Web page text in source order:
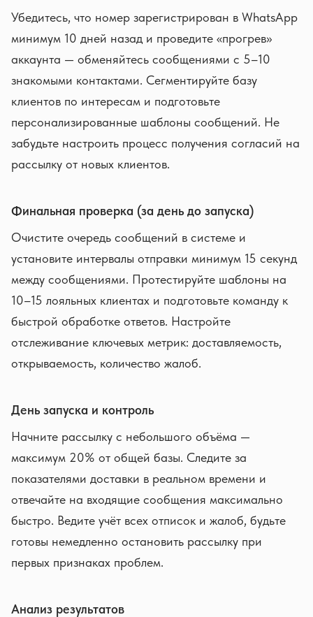
Убедитесь, что номер зарегистрирован в WhatsApp
минимум 10 дней назад и проведите «прогрев»
аккаунта — обменяйтесь сообщениями с 5–10
знакомыми контактами. Сегментируйте базу
клиентов по интересам и подготовьте
персонализированные шаблоны сообщений. Не
забудьте настроить процесс получения согласий на
рассылку от новых клиентов.
Финальная проверка (за день до запуска)
Очистите очередь сообщений в системе и
установите интервалы отправки минимум 15 секунд
между сообщениями. Протестируйте шаблоны на
10–15 лояльных клиентах и подготовьте команду к
быстрой обработке ответов. Настройте
отслеживание ключевых метрик: доставляемость,
открываемость, количество жалоб.
День запуска и контроль
Начните рассылку с небольшого объёма —
максимум 20% от общей базы. Следите за
показателями доставки в реальном времени и
отвечайте на входящие сообщения максимально
быстро. Ведите учёт всех отписок и жалоб, будьте
готовы немедленно остановить рассылку при
первых признаках проблем.
Анализ результатов